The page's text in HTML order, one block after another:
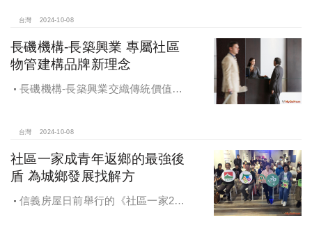
未來還陸續有超過7萬坪辦公樓面積新
供給。
台灣 2024-10-08
長磯機構-長築興業 專屬社區
物管建構品牌新理念
長磯機構-長築興業交織傳統價值與
家邸「長築白樓1」
台灣 2024-10-08
社區一家成青年返鄉的最強後
盾 為城鄉發展找解方
信義房屋日前舉行的《社區一家20